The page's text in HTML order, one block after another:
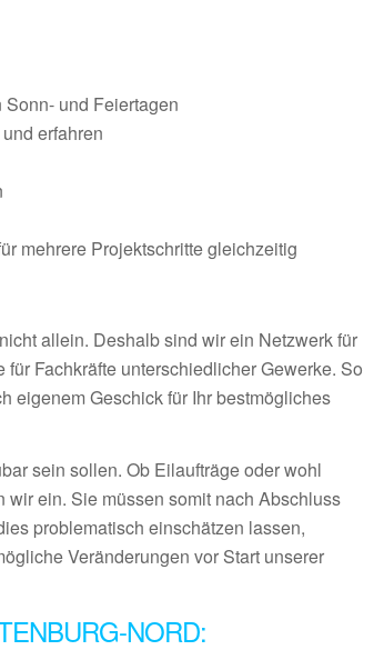
und Feiertagen
erfahren
mehrere Projektschritte gleichzeitig
allein. Deshalb sind wir ein Netzwerk für
Fachkräfte unterschiedlicher Gewerke. So
eigenem Geschick für Ihr bestmögliches
sein sollen. Ob Eilaufträge oder wohl
ein. Sie müssen somit nach Abschluss
problematisch einschätzen lassen,
Veränderungen vor Start unserer
NORD: